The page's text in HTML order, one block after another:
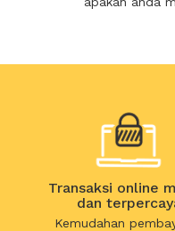
Transaksi online
dan
Kemudahan